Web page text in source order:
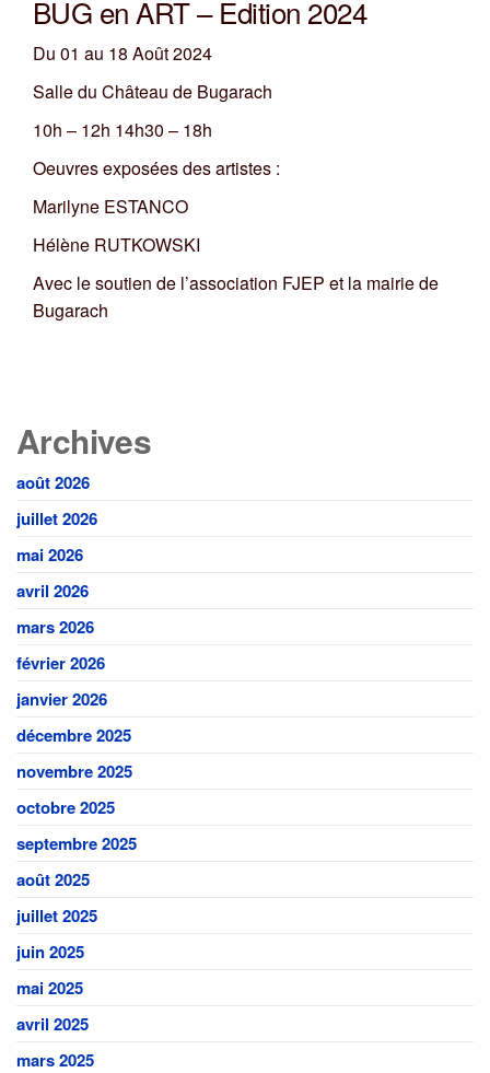
BUG en ART – Edition 2024
Du 01 au 18 Août 2024
Salle du Château de Bugarach
10h – 12h 14h30 – 18h
Oeuvres exposées des artistes :
Marilyne ESTANCO
Hélène RUTKOWSKI
Avec le soutien de l’association FJEP et la mairie de
Bugarach
Archives
août 2026
juillet 2026
mai 2026
avril 2026
mars 2026
février 2026
janvier 2026
décembre 2025
novembre 2025
octobre 2025
septembre 2025
août 2025
juillet 2025
juin 2025
mai 2025
avril 2025
mars 2025